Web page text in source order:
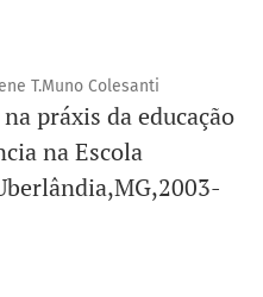
T.Muno Colesanti
práxis da educação
na Escola